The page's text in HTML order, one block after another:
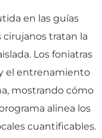
en las guías
cirujanos tratan la
Los foniatras
el entrenamiento
mostrando cómo
alinea los
cuantificables.